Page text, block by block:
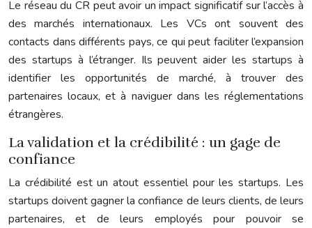
Le réseau du CR peut avoir un impact significatif sur l’accès à
des marchés internationaux. Les VCs ont souvent des
contacts dans différents pays, ce qui peut faciliter l’expansion
des startups à l’étranger. Ils peuvent aider les startups à
identifier les opportunités de marché, à trouver des
partenaires locaux, et à naviguer dans les réglementations
étrangères.
La validation et la crédibilité : un gage de
confiance
La crédibilité est un atout essentiel pour les startups. Les
startups doivent gagner la confiance de leurs clients, de leurs
partenaires, et de leurs employés pour pouvoir se